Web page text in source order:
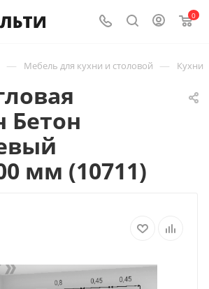
0
— Мебель для кухни и столовой — Кухни
Бетон
мм (10711)